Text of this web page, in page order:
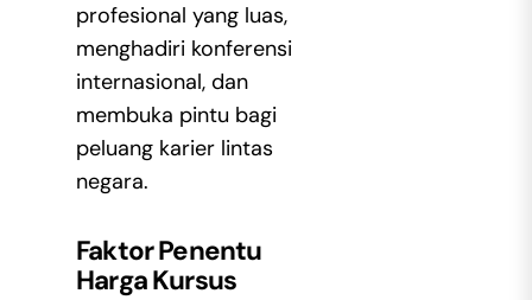
profesional yang luas,
menghadiri konferensi
internasional, dan
membuka pintu bagi
peluang karier lintas
negara.
Faktor Penentu
Harga Kursus